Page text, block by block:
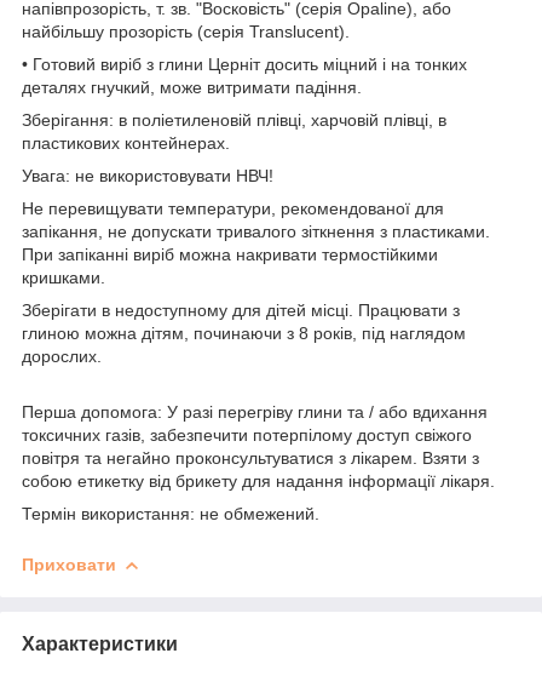
напівпрозорість, т. зв. "Восковість" (серія Opaline), або
найбільшу прозорість (серія Translucent).
• Готовий виріб з глини Церніт досить міцний і на тонких
деталях гнучкий, може витримати падіння.
Зберігання: в поліетиленовій плівці, харчовій плівці, в
пластикових контейнерах.
Увага: не використовувати НВЧ!
Не перевищувати температури, рекомендованої для
запікання, не допускати тривалого зіткнення з пластиками.
При запіканні виріб можна накривати термостійкими
кришками.
Зберігати в недоступному для дітей місці. Працювати з
глиною можна дітям, починаючи з 8 років, під наглядом
дорослих.
Перша допомога: У разі перегріву глини та / або вдихання
токсичних газів, забезпечити потерпілому доступ свіжого
повітря та негайно проконсультуватися з лікарем. Взяти з
собою етикетку від брикету для надання інформації лікаря.
Термін використання: не обмежений.
Приховати
Характеристики